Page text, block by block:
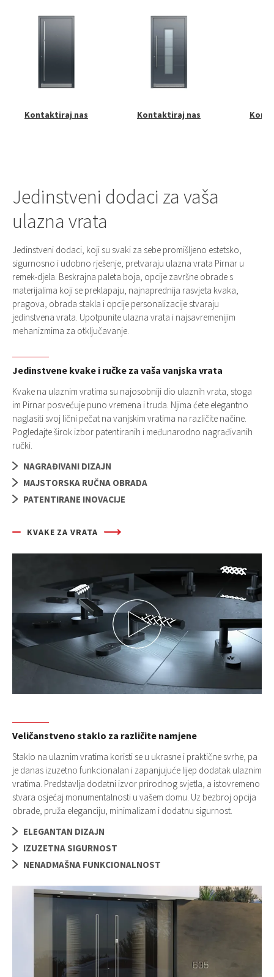
Kontaktiraj nas Kontaktiraj nas
Jedinstveni dodaci za vaša
ulazna vrata
Jedinstveni dodaci, koji su svaki za sebe promišljeno estetsko,
sigurnosno i udobno rješenje, pretvaraju ulazna vrata Pirnar u
remek-djela. Beskrajna paleta boja, opcije završne obrade s
materijalima koji se preklapaju, najnaprednija rasvjeta kvaka,
pragova, obrada stakla i opcije personalizacije stvaraju
jedinstvena vrata. Upotpunite ulazna vrata i najsavremenijim
mehanizmima za otključavanje.
Jedinstvene kvake i ručke za vaša vanjska vrata
Kvake na ulaznim vratima su najosobniji dio ulaznih vrata, stoga
im Pirnar posvećuje puno vremena i truda. Njima ćete elegantno
naglasiti svoj lični pečat na vanjskim vratima na različite načine.
Pogledajte širok izbor patentiranih i međunarodno nagrađivanih
ručki.
NAGRAĐIVANI DIZAJN
MAJSTORSKA RUČNA OBRADA
PATENTIRANE INOVACIJE
KVAKE ZA VRATA
Veličanstveno staklo za različite namjene
Staklo na ulaznim vratima koristi se u ukrasne i praktične svrhe, pa
je danas izuzetno funkcionalan i zapanjujuće lijep dodatak ulaznim
vratima. Predstavlja dodatni izvor prirodnog svjetla, a istovremeno
stvara osjećaj monumentalnosti u vašem domu. Uz bezbroj opcija
obrade, pruža eleganciju, minimalizam i dodatnu sigurnost.
ELEGANTAN DIZAJN
IZUZETNA SIGURNOST
NENADMAŠNA FUNKCIONALNOST